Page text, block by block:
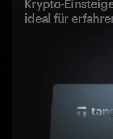
Krypto-
ideal für